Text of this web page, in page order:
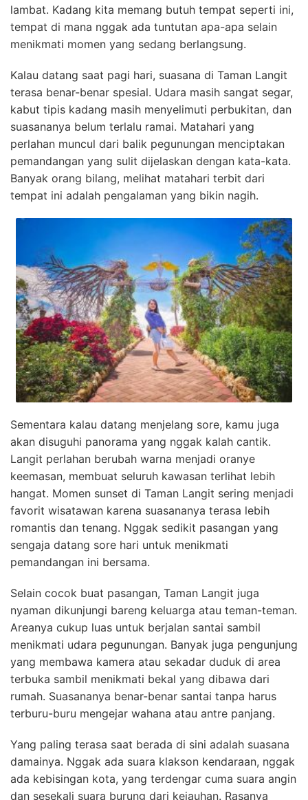
lambat. Kadang kita memang butuh tempat seperti ini,
tempat di mana nggak ada tuntutan apa-apa selain
menikmati momen yang sedang berlangsung.
Kalau datang saat pagi hari, suasana di Taman Langit
terasa benar-benar spesial. Udara masih sangat segar,
kabut tipis kadang masih menyelimuti perbukitan, dan
suasananya belum terlalu ramai. Matahari yang
perlahan muncul dari balik pegunungan menciptakan
pemandangan yang sulit dijelaskan dengan kata-kata.
Banyak orang bilang, melihat matahari terbit dari
tempat ini adalah pengalaman yang bikin nagih.
Sementara kalau datang menjelang sore, kamu juga
akan disuguhi panorama yang nggak kalah cantik.
Langit perlahan berubah warna menjadi oranye
keemasan, membuat seluruh kawasan terlihat lebih
hangat. Momen sunset di Taman Langit sering menjadi
favorit wisatawan karena suasananya terasa lebih
romantis dan tenang. Nggak sedikit pasangan yang
sengaja datang sore hari untuk menikmati
pemandangan ini bersama.
Selain cocok buat pasangan, Taman Langit juga
nyaman dikunjungi bareng keluarga atau teman-teman.
Areanya cukup luas untuk berjalan santai sambil
menikmati udara pegunungan. Banyak juga pengunjung
yang membawa kamera atau sekadar duduk di area
terbuka sambil menikmati bekal yang dibawa dari
rumah. Suasananya benar-benar santai tanpa harus
terburu-buru mengejar wahana atau antre panjang.
Yang paling terasa saat berada di sini adalah suasana
damainya. Nggak ada suara klakson kendaraan, nggak
ada kebisingan kota, yang terdengar cuma suara angin
dan sesekali suara burung dari kejauhan. Rasanya